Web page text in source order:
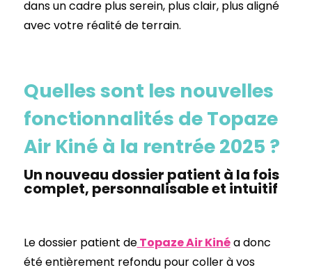
dans un cadre plus serein, plus clair, plus aligné
avec votre réalité de terrain.
Quelles sont les nouvelles
fonctionnalités de Topaze
Air Kiné à la rentrée 2025 ?
Un nouveau dossier patient à la fois
complet, personnalisable et intuitif
Le dossier patient deTopaze Air Kinéa donc
été entièrement refondu pour coller à vos